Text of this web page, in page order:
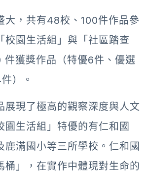
大，共有48校、100件作品參
校園生活組」與「社區踏查
獲獎作品（特優6件、優選
）。
展現了極高的觀察深度與人文
園生活組」特優的有仁和國
鹿滿國小等三所學校。仁和國
桶」，在實作中體現對生命的